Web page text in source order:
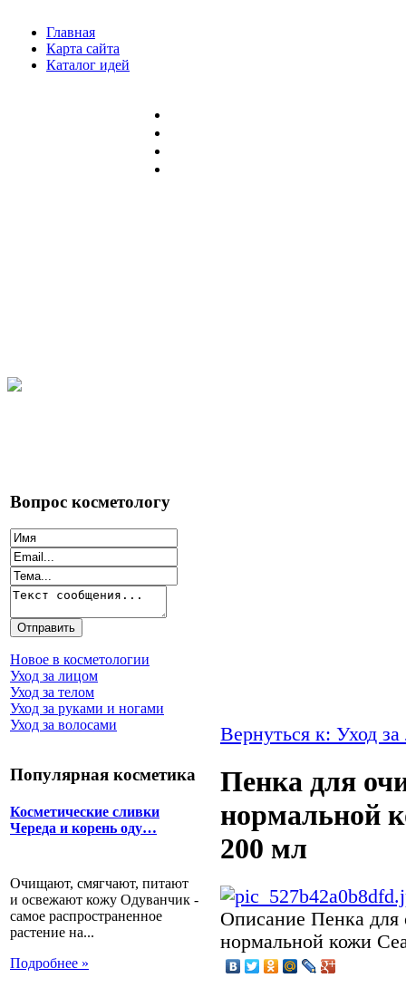
Главная
Карта сайта
Каталог идей
Вопрос косметологу
Новое в косметологии
Уход за лицом
Уход за телом
Уход за руками и ногами
Уход за волосами
Популярная косметика
Косметические сливки
Череда и корень оду…
Очищают, смягчают, питают
и освежают кожу Одуванчик -
самое распространенное
растение на...
Подробнее »
Вернуться к: Уход
Пенка для
нормальной
200 мл
Описание Пенка для
нормальной кожи